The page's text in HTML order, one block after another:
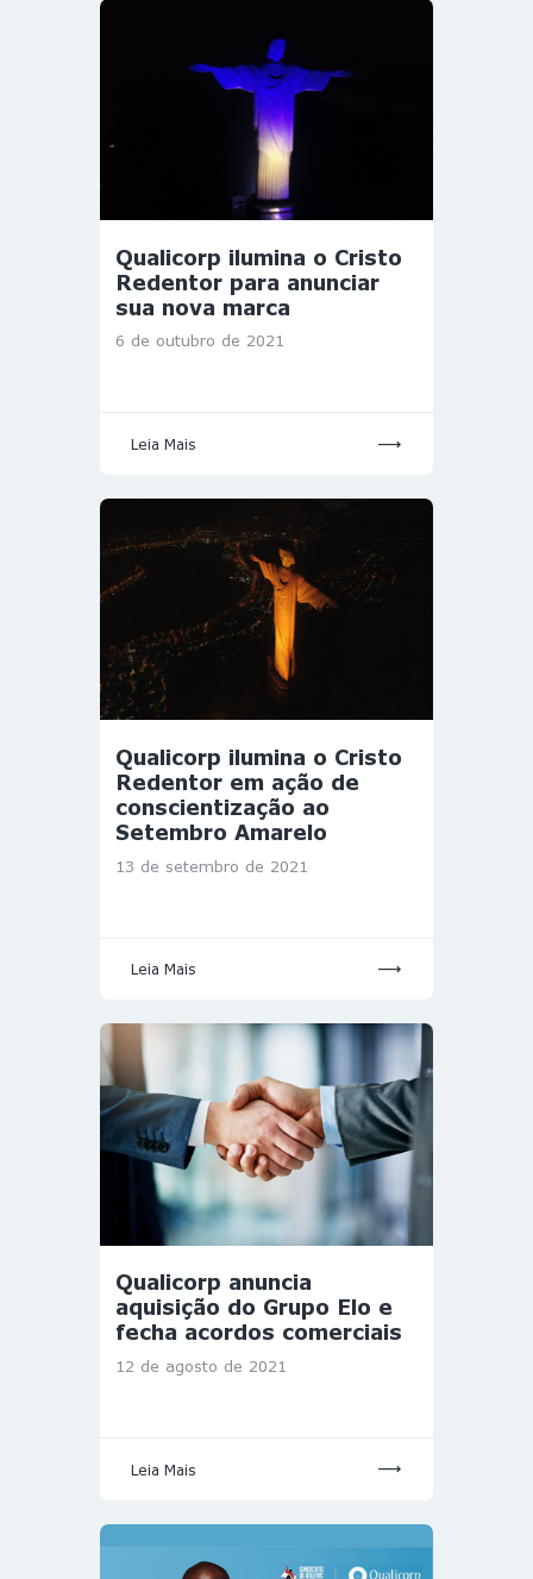
Qualicorp ilumina o Cristo
Redentor para anunciar
sua nova marca
6 de outubro de 2021
Leia Mais
Qualicorp ilumina o Cristo
Redentor em ação de
conscientização ao
Setembro Amarelo
13 de setembro de 2021
Leia Mais
Qualicorp anuncia
aquisição do Grupo Elo e
fecha acordos comerciais
12 de agosto de 2021
Leia Mais